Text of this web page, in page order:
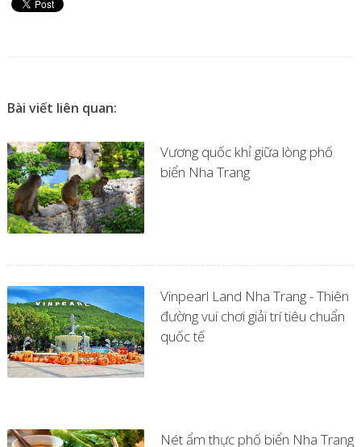
Bài viết liên quan:
Vương quốc khỉ giữa lòng phố
biển Nha Trang
Vinpearl Land Nha Trang - Thiên
đường vui chơi giải trí tiêu chuẩn
quốc tế
Nét ẩm thực phố biển Nha Trang